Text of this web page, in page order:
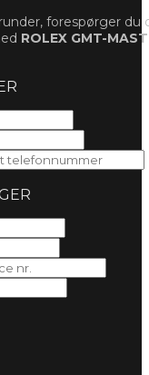
forespørger du
ROLEX GMT-